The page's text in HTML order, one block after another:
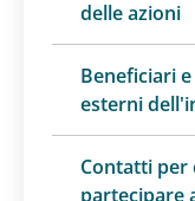
delle azioni
Beneficiari
esterni
Contatti per
partecipare